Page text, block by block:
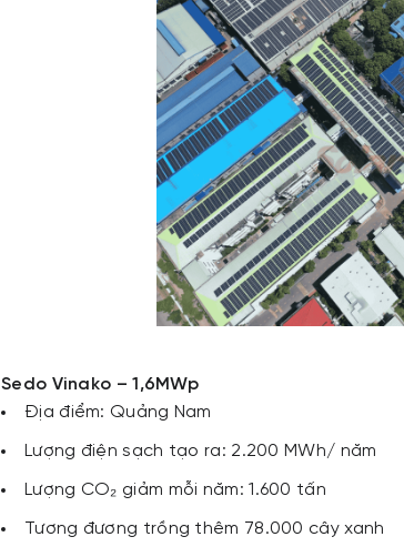
Sedo Vinako – 1,6MWp
Địa điểm: Quảng Nam
Lượng điện sạch tạo ra: 2.200 MWh/ năm
Lượng CO₂ giảm mỗi năm: 1.600 tấn
Tương đương trồng thêm 78.000 cây xanh